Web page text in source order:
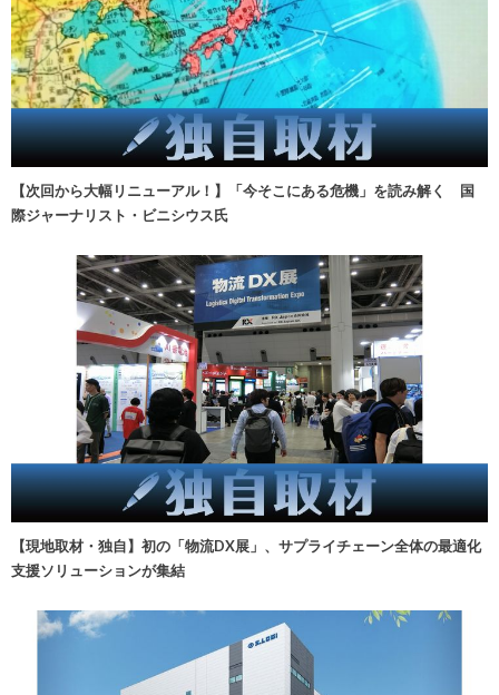
【次回から大幅リニューアル！】「今そこにある危機」を読み解く 国
際ジャーナリスト・ビニシウス氏
【現地取材・独自】初の「物流DX展」、サプライチェーン全体の最適化
支援ソリューションが集結